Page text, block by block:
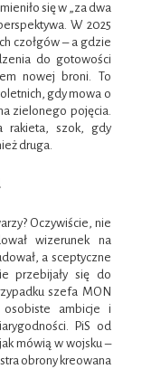
się w „za dwa
W 2025
czołgów – a gdzie
do gotowości
nowej broni. To
gdy mowa o
zielonego pojęcia.
rakieta, szok, gdy
druga.
Oczywiście, nie
wizerunek na
a sceptyczne
przebijały się do
szefa MON
ambicje i
PiS od
mówią w wojsku –
obrony kreowana